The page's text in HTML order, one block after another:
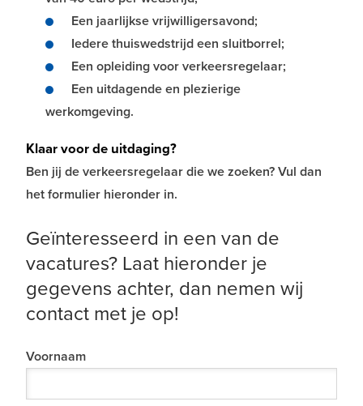
Een jaarlijkse vrijwilligersavond;
Iedere thuiswedstrijd een sluitborrel;
Een opleiding voor verkeersregelaar;
Een uitdagende en plezierige
werkomgeving.
Klaar voor de uitdaging?
Ben jij de verkeersregelaar die we zoeken? Vul dan
het formulier hieronder in.
Geïnteresseerd in een van de
vacatures? Laat hieronder je
gegevens achter, dan nemen wij
contact met je op!
Voornaam